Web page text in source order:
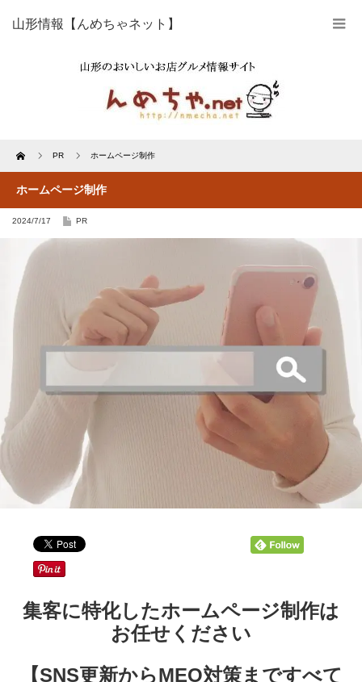
山形情報【んめちゃネット】
Home PR ホームページ制作
ホームページ制作
2024/7/17 PR
集客に特化したホームページ制作は
お任せください
【SNS更新からMEO対策まですべて